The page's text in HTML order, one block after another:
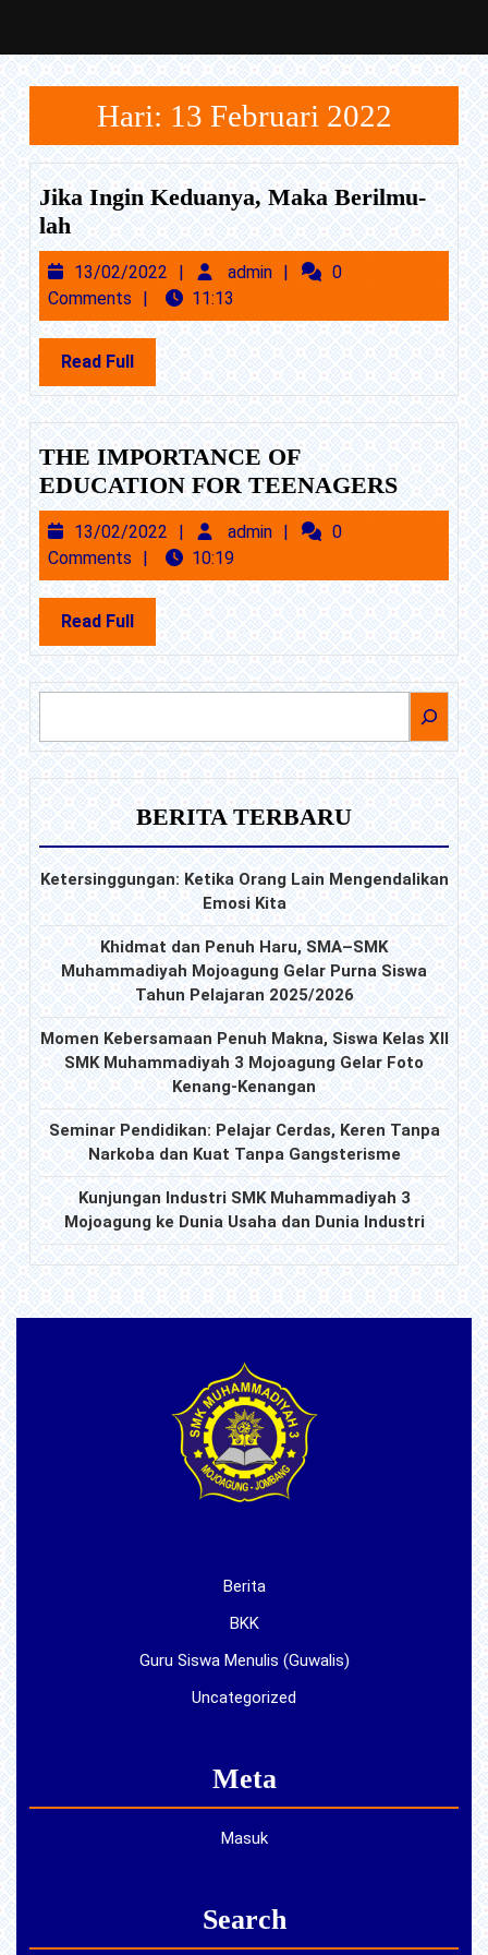
Skip
to
content
Skip
to
Content
Hari: 13 Februari 2022
Jika Ingin Keduanya, Maka Berilmu-
lahJika
Ingin
Keduanya,
Maka
Berilmu-
lah
13/02/2022 13/02/2022
admin admin
0
Comments
11:13
Read FullRead
Full
THE IMPORTANCE OF
EDUCATION FOR TEENAGERSTHE
FOR
13/02/2022 13/02/2022
admin admin
0
Comments
10:19
Read FullRead
Full
BERITA TERBARU
Ketersinggungan: Ketika Orang Lain Mengendalikan
Emosi Kita
Khidmat dan Penuh Haru, SMA–SMK
Muhammadiyah Mojoagung Gelar Purna Siswa
Tahun Pelajaran 2025/2026
Momen Kebersamaan Penuh Makna, Siswa Kelas XII
SMK Muhammadiyah 3 Mojoagung Gelar Foto
Kenang-Kenangan
Seminar Pendidikan: Pelajar Cerdas, Keren Tanpa
Narkoba dan Kuat Tanpa Gangsterisme
Kunjungan Industri SMK Muhammadiyah 3
Mojoagung ke Dunia Usaha dan Dunia Industri
Berita
BKK
Guru Siswa Menulis (Guwalis)
Uncategorized
Meta
Masuk
Search